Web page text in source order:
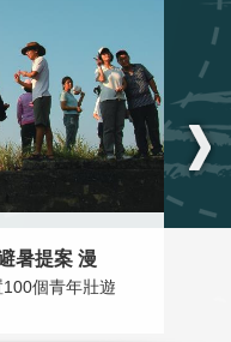
暑提案 漫
個青年壯遊